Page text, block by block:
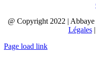
@ Copyright 2022 |
Légales|
Page load link